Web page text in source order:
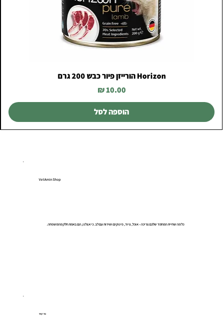
Horizon הורייזן פיור כבש 200 גרם
מחיר
הוספה לסל
VetAmin Shop
כל מה שחיית המחמד שלכם צריכה – אוכל, ציוד, פינוקים ושירות עם לב. כי אצלנו, הם באמת חלק מהמשפחה.
צור קשר